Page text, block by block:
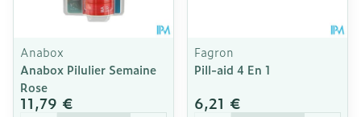
Anabox
Anabox Pilulier Semaine
Rose
11,79 €
Fagron
Pill-aid 4 En 1
6,21 €